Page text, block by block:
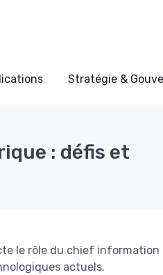
Stratégie &
: défis et
le rôle du chief
actuels.